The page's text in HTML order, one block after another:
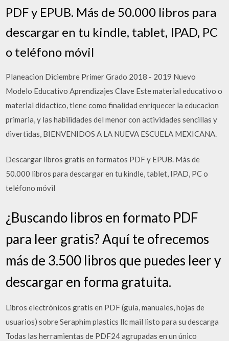
PDF y EPUB. Más de 50.000 libros para
descargar en tu kindle, tablet, IPAD, PC
o teléfono móvil
Planeacion Diciembre Primer Grado 2018 - 2019 Nuevo
Modelo Educativo Aprendizajes Clave Este material educativo o
material didactico, tiene como finalidad enriquecer la educacion
primaria, y las habilidades del menor con actividades sencillas y
divertidas, BIENVENIDOS A LA NUEVA ESCUELA MEXICANA.
Descargar libros gratis en formatos PDF y EPUB. Más de
50.000 libros para descargar en tu kindle, tablet, IPAD, PC o
teléfono móvil
¿Buscando libros en formato PDF
para leer gratis? Aquí te ofrecemos
más de 3.500 libros que puedes leer y
descargar en forma gratuita.
Libros electrónicos gratis en PDF (guía, manuales, hojas de
usuarios) sobre Seraphim plastics llc mail listo para su descarga
Todas las herramientas de PDF24 agrupadas en un único